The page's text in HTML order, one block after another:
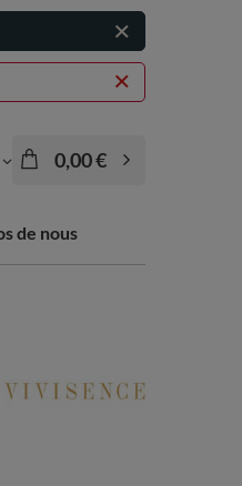
0,00 €
de nous